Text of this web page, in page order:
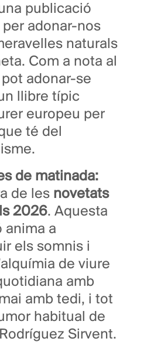
publicació
adonar-nos
naturals
Com a nota al
adonar-se
llibre típic
europeu per
té del
de matinada:
de les novetats
2026. Aquesta
anima a
els somnis i
de viure
amb
amb tedi, i tot
habitual de
Sirvent.